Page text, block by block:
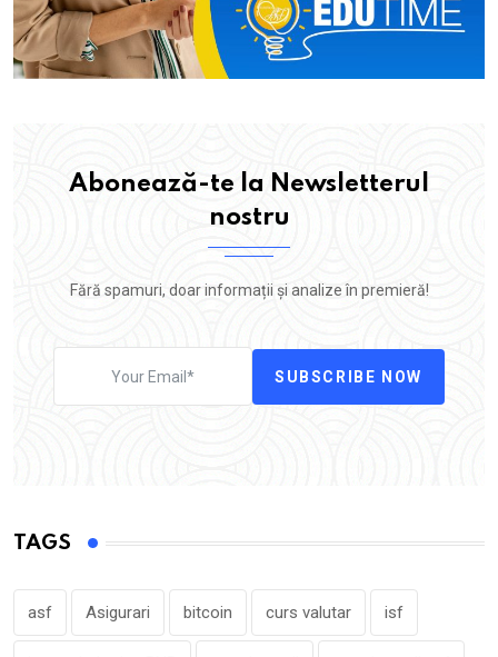
Abonează-te la Newsletterul
nostru
Fără spamuri, doar informații și analize în premieră!
SUBSCRIBE NOW
TAGS
asf Asigurari bitcoin curs valutar isf